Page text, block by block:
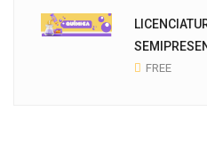
FREE